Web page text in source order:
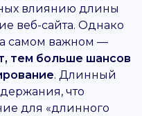
влиянию длины
веб-сайта. Однако
самом важном —
тем больше шансов
. Длинный
что
для «длинного